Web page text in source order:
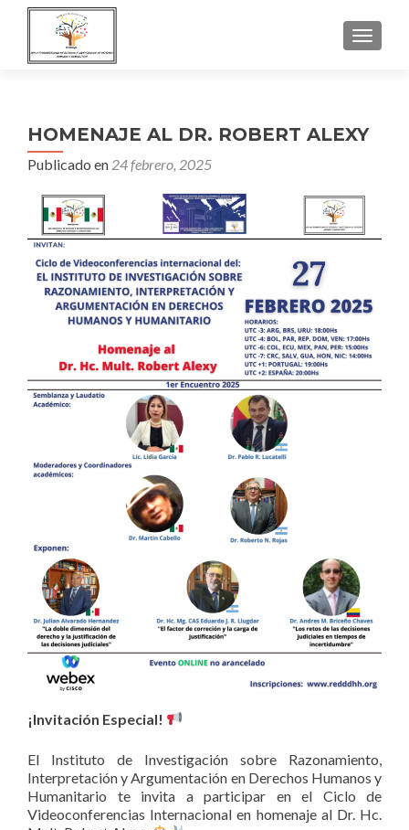
HOMENAJE AL DR. ROBERT ALEXY
Publicado en 24 febrero, 2025
¡Invitación Especial!
El Instituto de Investigación sobre Razonamiento,
Interpretación y Argumentación en Derechos Humanos y
Humanitario te invita a participar en el Ciclo de
Videoconferencias Internacional en homenaje al Dr. Hc.